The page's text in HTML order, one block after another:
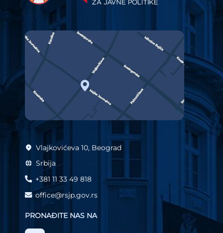
Vlajkovićeva 10, Beograd
Srbija
+381 11 33 49 818
office@rsjp.gov.rs
PRONAĐITE NAS NA